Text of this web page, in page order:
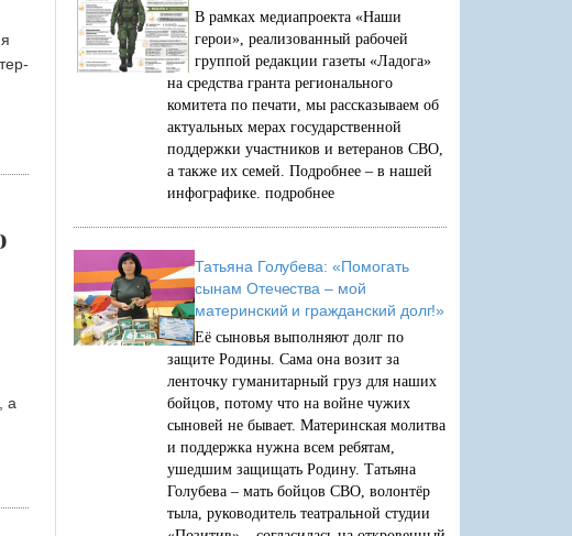
а
В рамках медиапроекта «Наши
герои», реализованный рабочей
группой редакции газеты «Ладога»
на средства гранта регионального
комитета по печати, мы рассказываем об
актуальных мерах государственной
поддержки участников и ветеранов СВО,
а также их семей. Подробнее – в нашей
инфографике. подробнее
Татьяна Голубева: «Помогать
сынам Отечества – мой
материнский и гражданский долг!»
Её сыновья выполняют долг по
защите Родины. Сама она возит за
ленточку гуманитарный груз для наших
бойцов, потому что на войне чужих
сыновей не бывает. Материнская молитва
и поддержка нужна всем ребятам,
ушедшим защищать Родину. Татьяна
Голубева – мать бойцов СВО, волонтёр
тыла, руководитель театральной студии